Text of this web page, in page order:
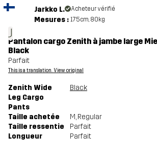
J
Jarkko L. Acheteur vérifié
Mesures : 175cm, 80kg
Pantalon cargo Zenith à jambe large
Black
Parfait
This is a translation. View original
Zenith Wide
Leg Cargo
Pants
Black
Taille achetée M, Regular
Taille ressentie
Parfait
Longueur
Parfait